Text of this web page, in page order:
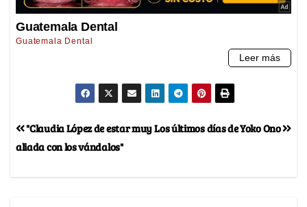
Los últimos días de Yoko Ono
"Claudia López de estar muy
aliada con los vándalos"